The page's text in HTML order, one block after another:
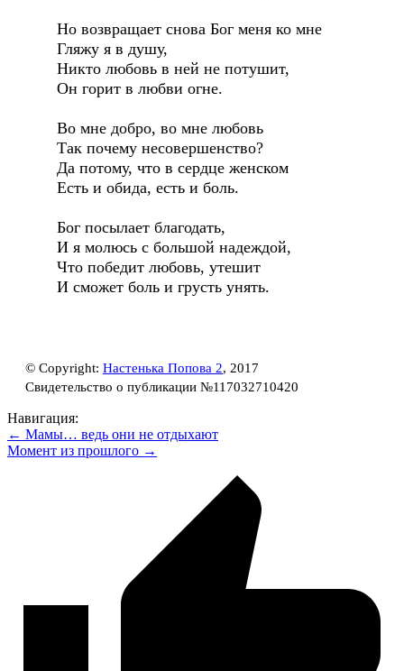
Но возвращает снова Бог меня ко мне
Гляжу я в душу,
Никто любовь в ней не потушит,
Он горит в любви огне.
Во мне добро, во мне любовь
Так почему несовершенство?
Да потому, что в сердце женском
Есть и обида, есть и боль.
Бог посылает благодать,
И я молюсь с большой надеждой,
Что победит любовь, утешит
И сможет боль и грусть унять.
© Copyright: Настенька Попова 2, 2017
Свидетельство о публикации №117032710420
Навигация:
← Мамы… ведь они не отдыхают
Момент из прошлого →